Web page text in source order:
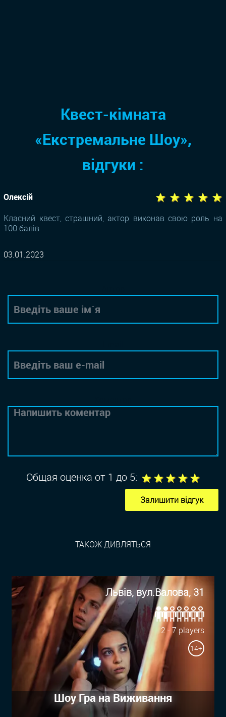
Квест-кімната
«Екстремальне Шоу»,
відгуки :
Олексій ★ ★ ★ ★ ★
Класний квест, страшний, актор виконав свою роль на
100 балів
03.01.2023
Общая оценка от 1 до 5: 4
3
2
1
Залишити відгук
ТАКОЖ ДИВЛЯТЬСЯ
Львів, вул.Валова, 31
2 - 7 players
14+
Шоу Гра на Виживання